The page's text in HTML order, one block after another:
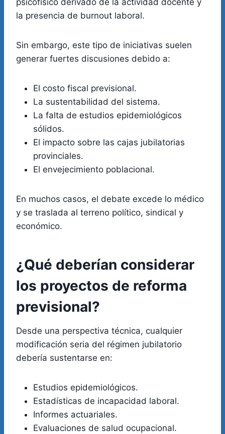
psicofísico derivado de la actividad docente y
la presencia de burnout laboral.
Sin embargo, este tipo de iniciativas suelen
generar fuertes discusiones debido a:
El costo fiscal previsional.
La sustentabilidad del sistema.
La falta de estudios epidemiológicos
sólidos.
El impacto sobre las cajas jubilatorias
provinciales.
El envejecimiento poblacional.
En muchos casos, el debate excede lo médico
y se traslada al terreno político, sindical y
económico.
¿Qué deberían considerar
los proyectos de reforma
previsional?
Desde una perspectiva técnica, cualquier
modificación seria del régimen jubilatorio
debería sustentarse en:
Estudios epidemiológicos.
Estadísticas de incapacidad laboral.
Informes actuariales.
Evaluaciones de salud ocupacional.